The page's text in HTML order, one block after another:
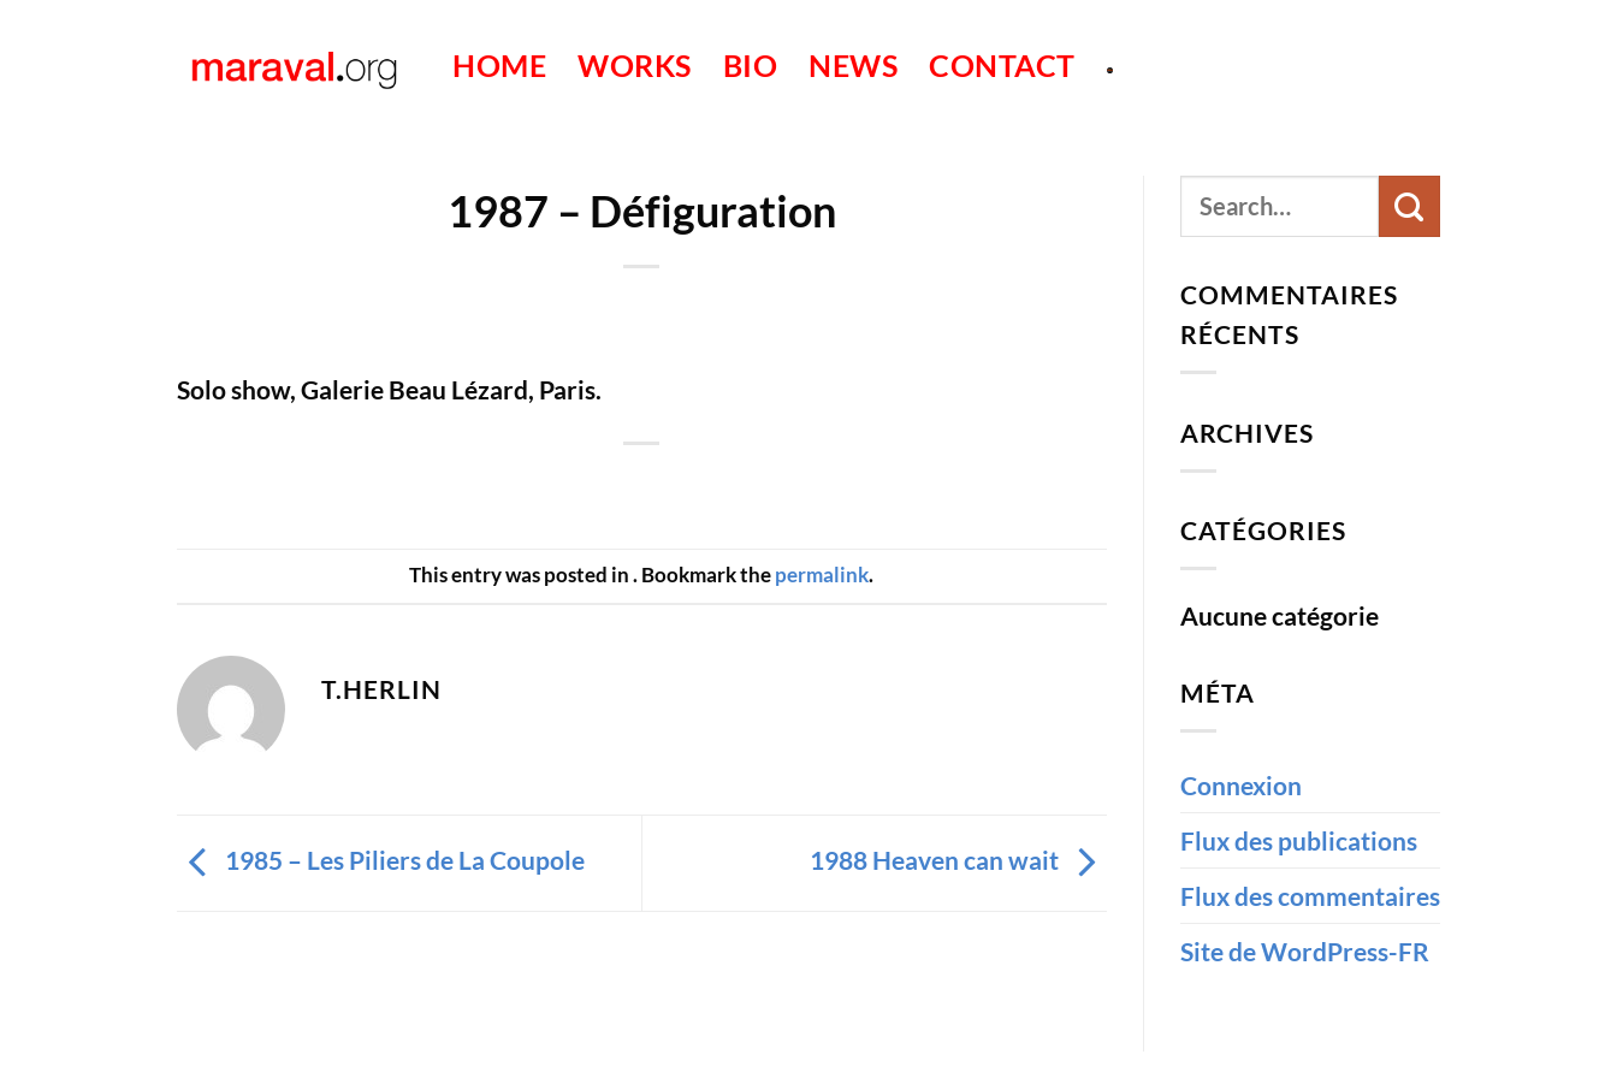
HOME WORKS BIO NEWS CONTACT
1987 – Défiguration
Solo show, Galerie Beau Lézard, Paris.
This entry was posted in . Bookmark thepermalink.
T.HERLIN
1985 – Les Piliers de La Coupole 1988 Heaven can wait
COMMENTAIRES
RÉCENTS
ARCHIVES
CATÉGORIES
Aucune catégorie
MÉTA
Connexion
Flux des publications
Flux des commentaires
Site de WordPress-FR